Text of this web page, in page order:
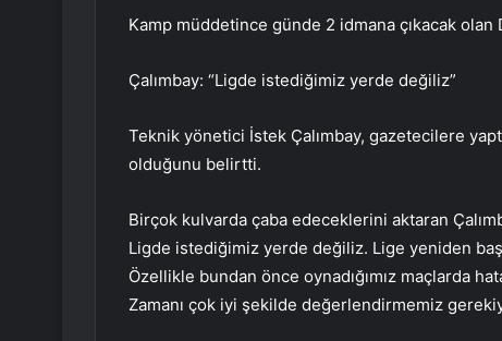
Kamp müddetince günde 2 idmana çıkacak olan
Çalımbay: “Ligde istediğimiz yerde değiliz”
Teknik yönetici İstek Çalımbay, gazetecilere
olduğunu belirtti.
Birçok kulvarda çaba edeceklerini aktaran
Ligde istediğimiz yerde değiliz. Lige yeniden
Özellikle bundan önce oynadığımız maçlarda
Zamanı çok iyi şekilde değerlendirmemiz